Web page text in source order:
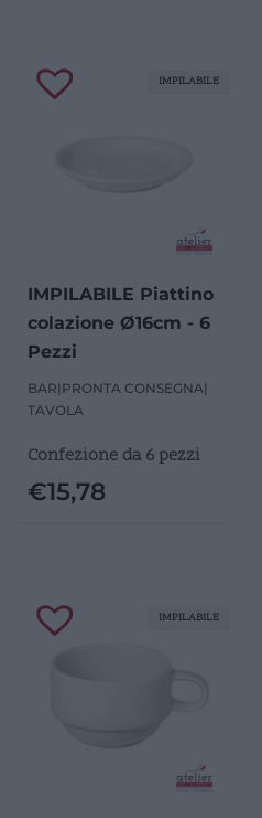
IMPILABILE Piattino
colazione Ø16cm - 6
Pezzi
BAR| PRONTA CONSEGNA|
TAVOLA
Confezione da 6 pezzi
€15,78
IMPILABILE
IMPILABILE